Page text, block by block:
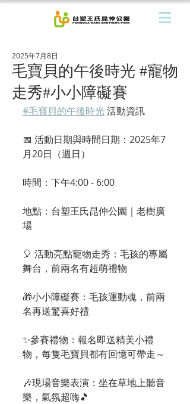
毛寶貝的午後時光 #寵物
走秀#小小障礙賽
2025年7月8日
#毛寶貝的午後時光 活動資訊
📅 活動日期與時間日期：2025年7
月20日（週日）
時間：下午4:00 - 6:00
地點：台塑王氏昆仲公園｜老樹廣
場
🎈 活動亮點寵物走秀：毛孩的專屬
舞台，前兩名有超萌禮物
🎁小小障礙賽：毛孩運動魂，前兩
名再送驚喜好禮
✨參賽禮物：報名即送精美小禮
物，每隻毛寶貝都有回憶可帶走～
🎶現場音樂表演：坐在草地上聽音
樂，氣氛超嗨🎵